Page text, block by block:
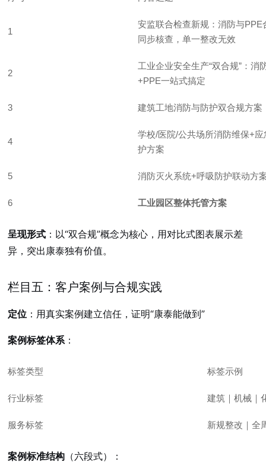
1
安监联合检查新规：消防与PPE
同步核查，单一整改无效
2
工业企业安全生产“双合规”：消
+PPE一站式搞定
3 建筑工地消防与防护双合规方案
4
学校/医院/公共场所消防维保+应
护方案
5 消防灭火系统+呼吸防护联动方
6 工业园区整体托管方案
呈现形式 ：以“双合规”概念为核心，用对比式图表展示差
异，突出康泰独有价值。
栏目五：客户案例与合规实践
定位 ：用真实案例建立信任，证明“康泰能做到”
案例标签体系：
标签类型 标签示例
行业标签 建筑｜机械｜
服务标签 新规整改｜全
案例标准结构 （六段式）：